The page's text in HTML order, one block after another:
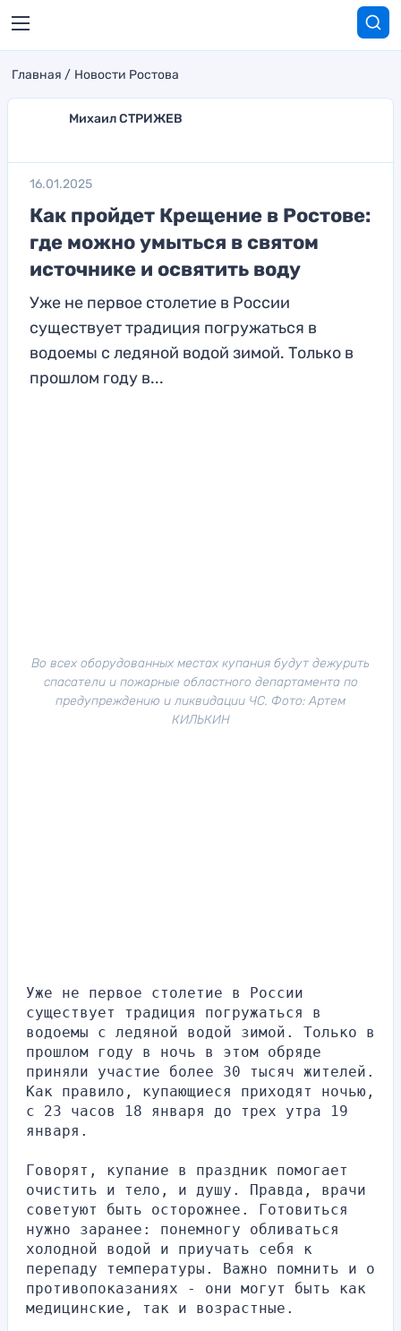
Главная Новости Ростова
Михаил СТРИЖЕВ
16.01.2025
Как пройдет Крещение в Ростове:
где можно умыться в святом
источнике и освятить воду
Уже не первое столетие в России
существует традиция погружаться в
водоемы с ледяной водой зимой. Только в
прошлом году в...
Во всех оборудованных местах купания будут дежурить
спасатели и пожарные областного департамента по
предупреждению и ликвидации ЧС. Фото: Артем
КИЛЬКИН
Уже не первое столетие в России
существует традиция погружаться в
водоемы с ледяной водой зимой. Только в
прошлом году в ночь в этом обряде
приняли участие более 30 тысяч жителей.
Как правило, купающиеся приходят ночью,
с 23 часов 18 января до трех утра 19
января.
Говорят, купание в праздник помогает
очистить и тело, и душу. Правда, врачи
советуют быть осторожнее. Готовиться
нужно заранее: понемногу обливаться
холодной водой и приучать себя к
перепаду температуры. Важно помнить и о
противопоказаниях - они могут быть как
медицинские, так и возрастные.